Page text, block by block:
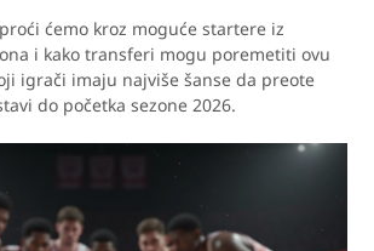
ćemo kroz moguće startere iz
i kako transferi mogu poremetiti ovu
igrači imaju najviše šanse da preote
do početka sezone 2026.